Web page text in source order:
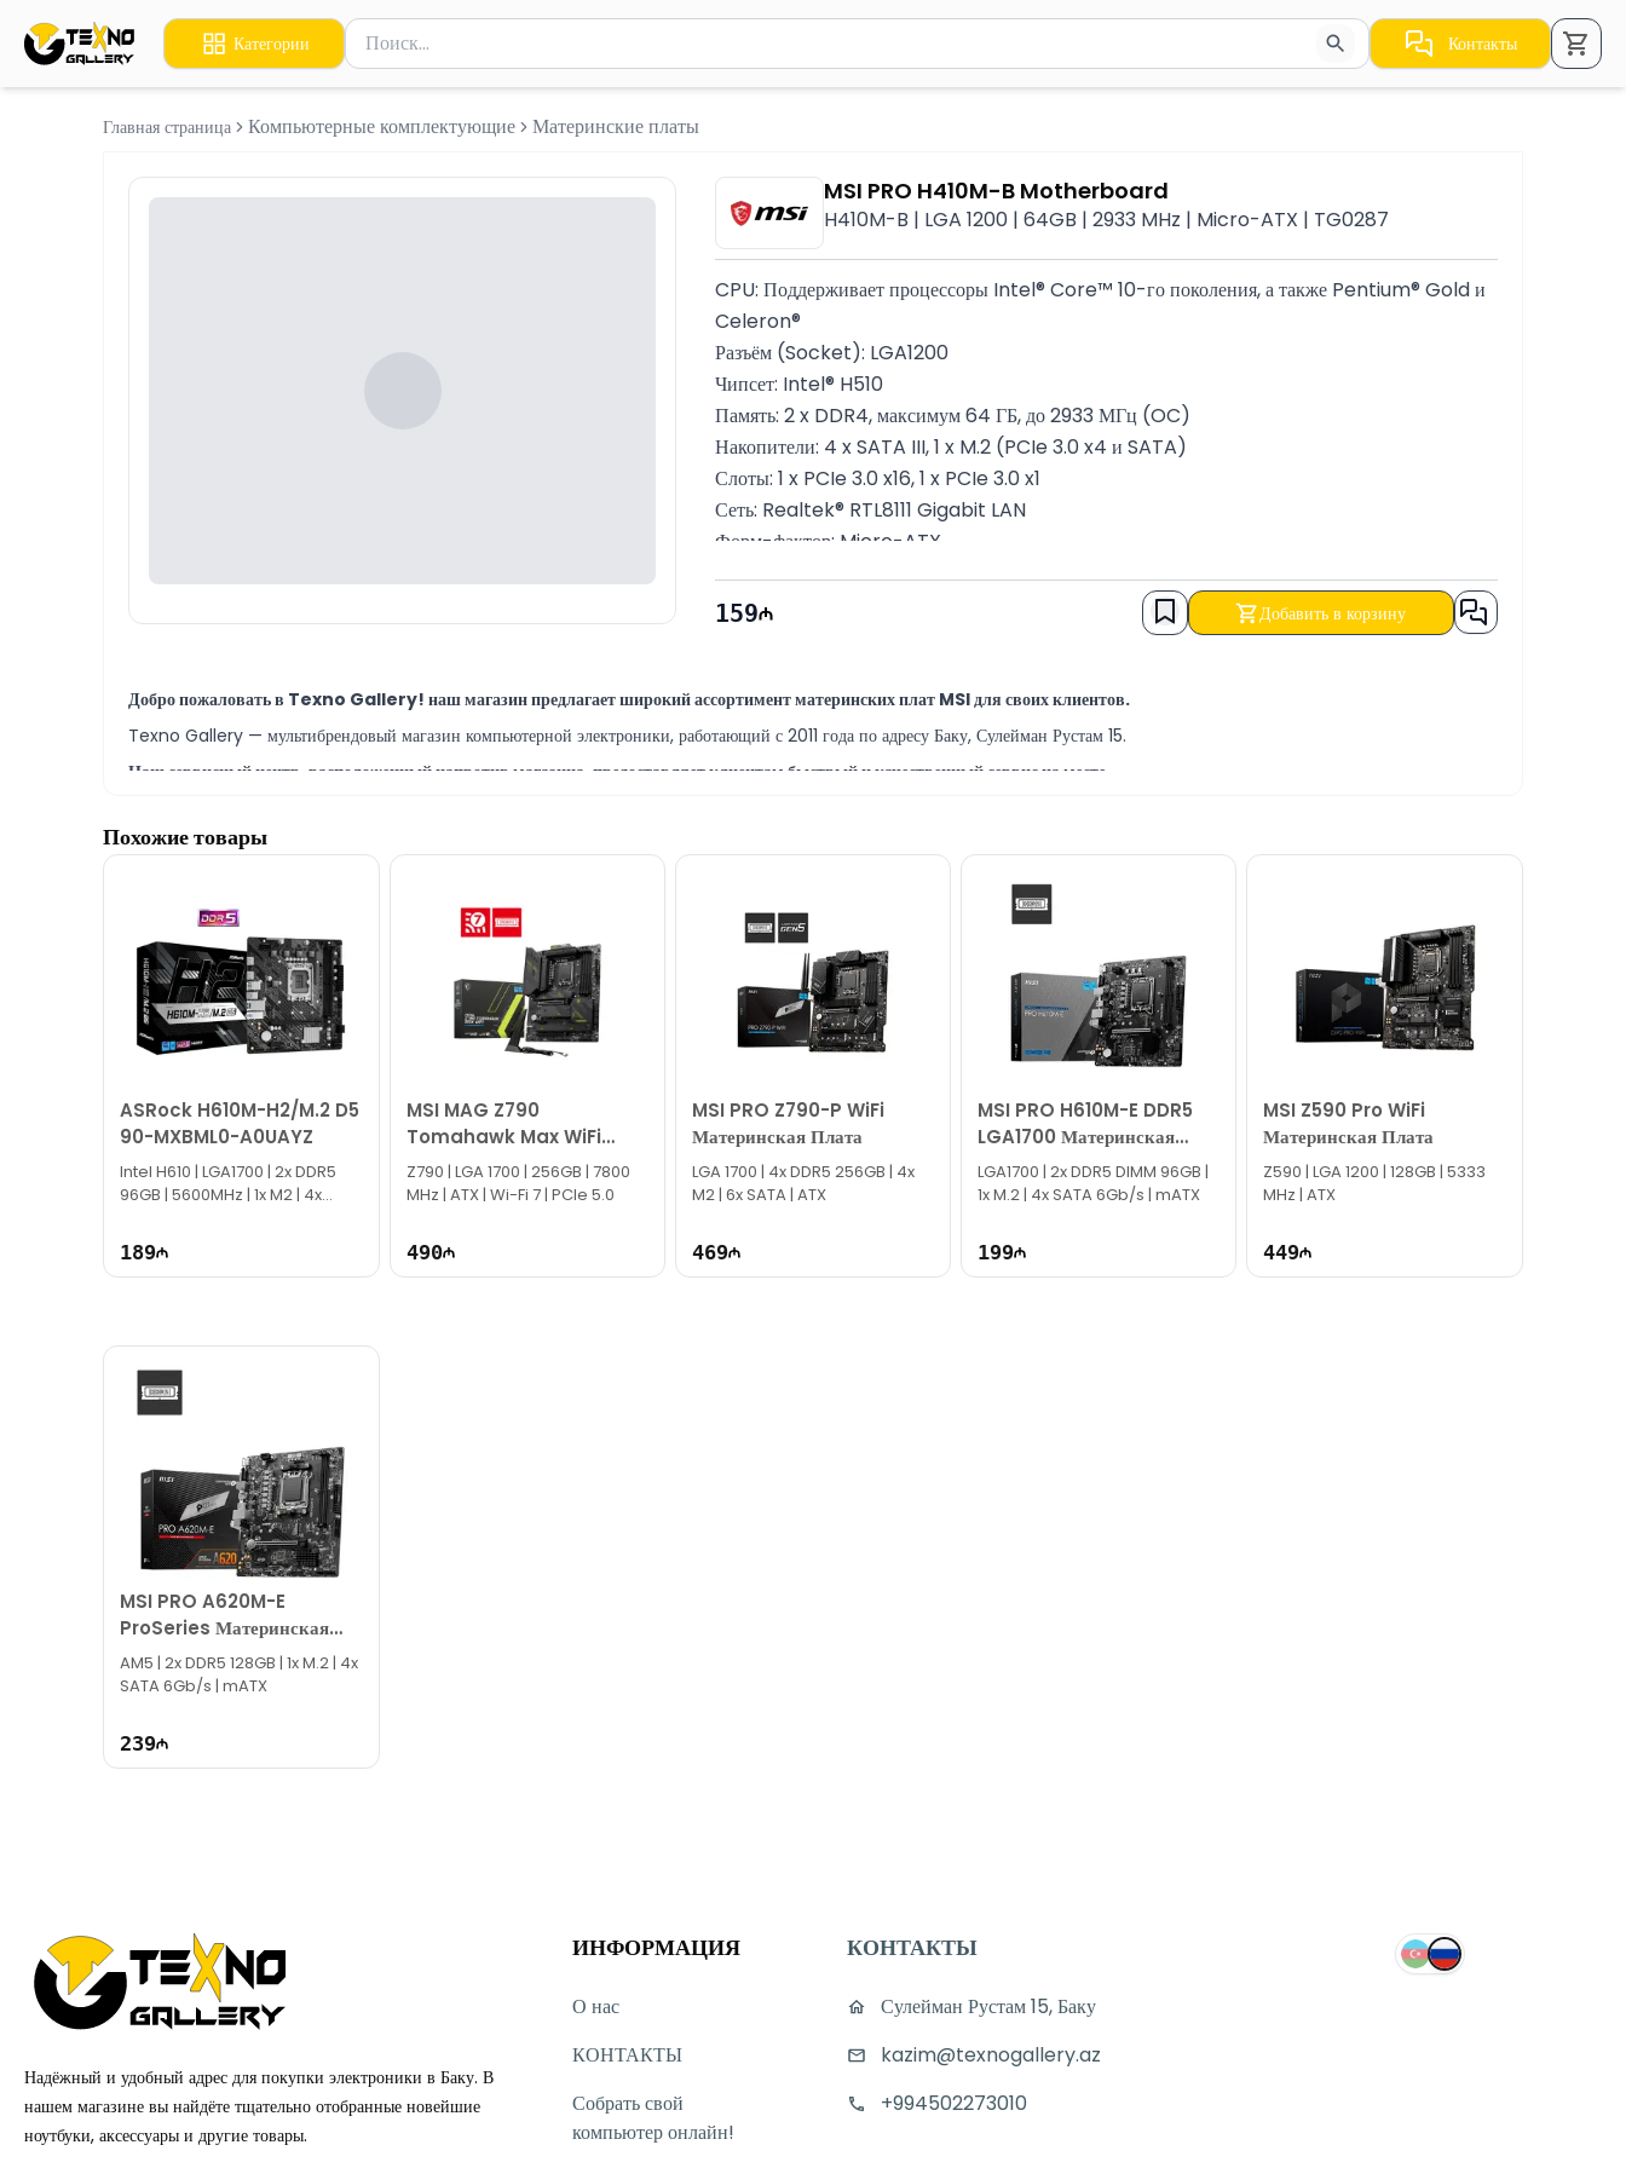
Категории
Поиск товаров
Введите минимум 2 символа для поиска. Нажмите Enter для отправки или используйте стрелки для навигации по результатам.
Контакты
Главная страница Компьютерные комплектующие Материнские платы
MSI PRO H410M-B Motherboard
H410M-B | LGA 1200​ | 64GB | 2933 MHz | Micro-ATX | TG0287
CPU: Поддерживает процессоры Intel® Core™ 10-го поколения, а также Pentium® Gold и
Celeron®
Разъём (Socket): LGA1200
Чипсет: Intel® H510
Память: 2 x DDR4, максимум 64 ГБ, до 2933 МГц (OC)
Накопители: 4 x SATA III, 1 x M.2 (PCIe 3.0 x4 и SATA)
Слоты: 1 x PCIe 3.0 x16, 1 x PCIe 3.0 x1
Сеть: Realtek® RTL8111 Gigabit LAN
Форм-фактор: Micro-ATX
Гарантия: 12 месяцев
159 Добавить в корзину
Добро пожаловать в Texno Gallery! наш магазин предлагает широкий ассортимент материнских плат MSI для своих клиентов.
Texno Gallery — мультибрендовый магазин компьютерной электроники, работающий с 2011 года по адресу Баку, Сулейман Рустам 15.
Наш сервисный центр, расположенный напротив магазина, предоставляет клиентам быстрый и качественный сервис на месте.
Модель MSI PRO H410M-B Motherboard вы можете приобрести в Баку по выгодной цене за НАЛИЧНЫЕ, ПЕРЕВОДОМ, а также в КРЕДИТ.
По вопросам материнских плат MSI и другой компьютерной техники вы можете связаться с нами через сайт.
Если вам нужна помощь в выборе, наши специалисты доступны ежедневно с 10:00 до 19:00.
По всем вопросам модели MSI PRO H410M-B Motherboard наша служба онлайн-поддержки всегда готова помочь.
Благодарим вас за интерес к Texno Gallery!
Похожие товары
ASRock H610M-H2/M.2 D5
90-MXBML0-A0UAYZ
Intel H610 | LGA1700 | 2x DDR5
96GB | 5600MHz | 1x M2 | 4x
189
MSI MAG Z790
Tomahawk Max WiFi
DDR5 Материнская Плата
Z790 | LGA 1700​ | 256GB | 7800
MHz | ATX | Wi-Fi 7 | PCIe 5.0
490
MSI PRO Z790-P WiFi
Материнская Плата
LGA 1700​ | 4x DDR5 256GB | 4x
M2 | 6x SATA | ATX
469
MSI PRO H610M-E DDR5
LGA1700 Материнская
Плата
LGA1700 | 2x DDR5 DIMM 96GB |
1x M.2 | 4x SATA 6Gb/s | mATX
199
MSI Z590 Pro WiFi
Материнская Плата
Z590 | LGA 1200​ | 128GB | 5333
MHz | ATX
449
MSI PRO A620M-E
ProSeries Материнская
Плата
AM5 | 2x DDR5 128GB | 1x M.2 | 4x
SATA 6Gb/s | mATX
239
Надёжный и удобный адрес для покупки электроники в Баку. В
нашем магазине вы найдёте тщательно отобранные новейшие
ноутбуки, аксессуары и другие товары.
ИНФОРМАЦИЯ
О нас
КОНТАКТЫ
Собрать свой
компьютер онлайн!
КОНТАКТЫ
Сулейман Рустам 15, Баку
kazim@texnogallery.az
+994502273010